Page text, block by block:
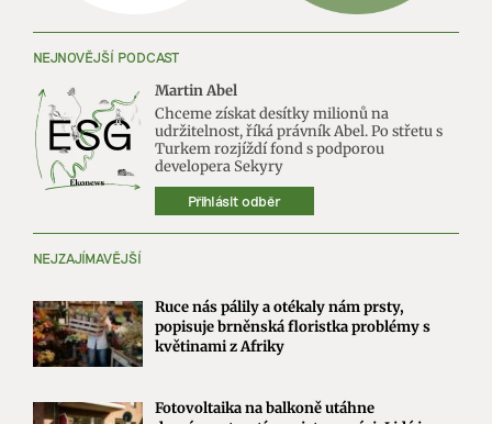
NEJNOVĚJŠÍ PODCAST
Martin Abel
Chceme získat desítky milionů na
udržitelnost, říká právník Abel. Po střetu s
Turkem rozjíždí fond s podporou
developera Sekyry
Přihlásit odběr
NEJZAJÍMAVĚJŠÍ
Ruce nás pálily a otékaly nám prsty,
popisuje brněnská floristka problémy s
květinami z Afriky
Fotovoltaika na balkoně utáhne